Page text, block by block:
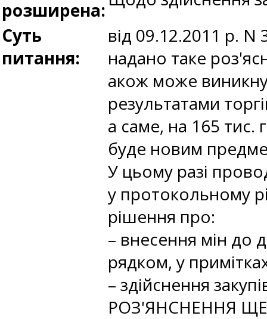
розширена:
Суть
питання:
від 09.12.2011 р.
надано таке
акож може
результатами
а саме, на 165 тис.
буде новим
У цьому разі
у протокольному
рішення про:
– внесення мін до
рядком, у
– здійснення
РОЗ'ЯНСНЕННЯ ЩЕ